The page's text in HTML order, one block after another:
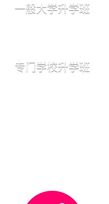
一般大学升学班
专门学校升学班